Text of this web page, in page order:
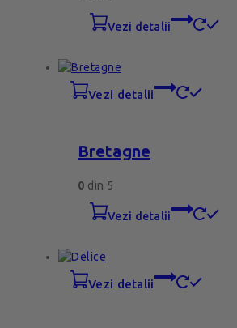
vezi detalii
vezi detalii
Bretagne
0 din 5
vezi detalii
vezi detalii